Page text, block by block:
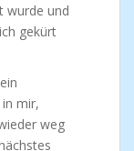
wurde und
gekürt
mir,
weg